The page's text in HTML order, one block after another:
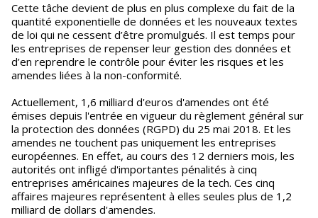
Cette tâche devient de plus en plus complexe du fait de la
quantité exponentielle de données et les nouveaux textes
de loi qui ne cessent d’être promulgués. Il est temps pour
les entreprises de repenser leur gestion des données et
d’en reprendre le contrôle pour éviter les risques et les
amendes liées à la non-conformité.
Actuellement, 1,6 milliard d'euros d'amendes ont été
émises depuis l'entrée en vigueur du règlement général sur
la protection des données (RGPD) du 25 mai 2018. Et les
amendes ne touchent pas uniquement les entreprises
européennes. En effet, au cours des 12 derniers mois, les
autorités ont infligé d'importantes pénalités à cinq
entreprises américaines majeures de la tech. Ces cinq
affaires majeures représentent à elles seules plus de 1,2
milliard de dollars d'amendes.